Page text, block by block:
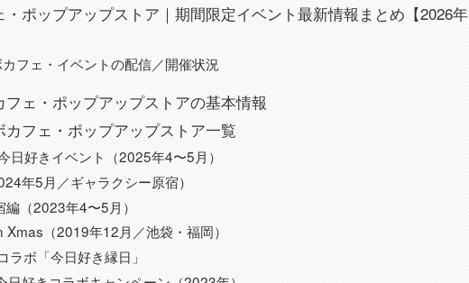
ポップアップストア｜期間限定イベント最新情報まとめ【2026年
カフェ・イベントの配信／開催状況
フェ・ポップアップストアの基本情報
フェ・ポップアップストア一覧
日好きイベント（2025年4〜5月）
年5月／ギャラクシー原宿）
（2023年4〜5月）
（2019年12月／池袋・福岡）
ボ「今日好き縁日」